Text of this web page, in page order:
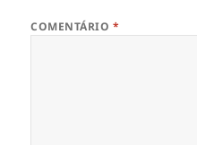
COMENTÁRIO *